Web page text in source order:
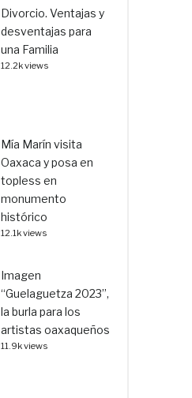
Divorcio. Ventajas y
desventajas para
una Familia
12.2k views
Mía Marín visita
Oaxaca y posa en
topless en
monumento
histórico
12.1k views
Imagen
“Guelaguetza 2023”,
la burla para los
artistas oaxaqueños
11.9k views